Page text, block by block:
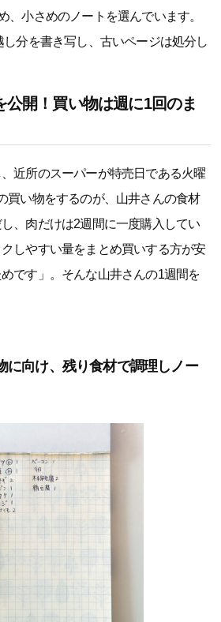
、小さめのノートを選んでいます。
し分を書き写し、古いページは処分し
公開！買い物は週に1回のま
近所のスーパーが特売日である火曜
買い物をするのが、山井さんの食材
、肉だけは2週間に一度購入してい
しやすい量をまとめ買いする方が安
めです」。そんな山井さんの1週間を
に向け、残り食材で調理しノー